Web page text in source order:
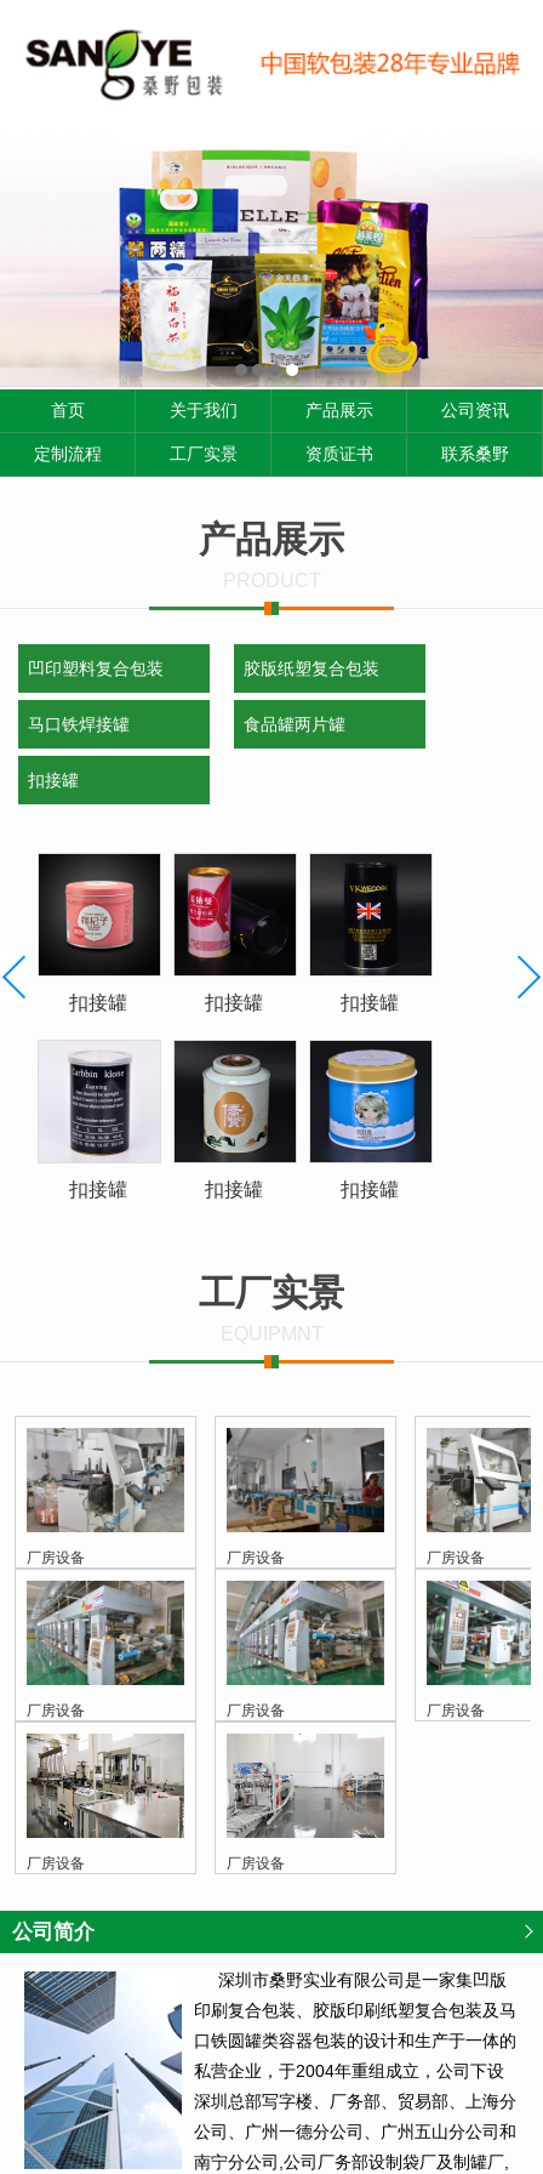
首页 关于我们 产品展示 公司资讯
定制流程 工厂实景 资质证书 联系桑野
产品展示
PRODUCT
凹印塑料复合包装 胶版纸塑复合包装
马口铁焊接罐 食品罐两片罐
扣接罐
扣接罐 扣接罐 扣接罐
扣接罐 扣接罐 扣接罐
工厂实景
EQUIPMNT
厂房设备 厂房设备 厂房设备
厂房设备 厂房设备 厂房设备
厂房设备 厂房设备
公司简介
深圳市桑野实业有限公司是一家集凹版
印刷复合包装、胶版印刷纸塑复合包装及马
口铁圆罐类容器包装的设计和生产于一体的
私营企业，于2004年重组成立，公司下设
深圳总部写字楼、厂务部、贸易部、上海分
公司、广州一德分公司、广州五山分公司和
南宁分公司,公司厂务部设制袋厂及制罐厂,